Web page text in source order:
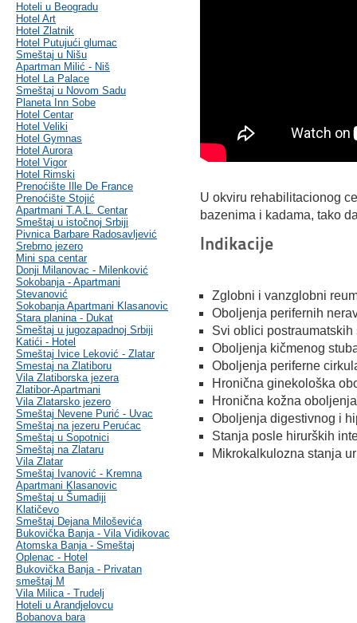
Hoteli u Beogradu
Hotel Art
Hotel Zlatnik
Hotel Putujući glumac
Smeštaj u Nišu
Apartman Milić - Niš
Hotel La Palace
Smeštaj u Novom Sadu
Planeta Inn Sobe
Hotel Centar
Hotel Veliki
Hotel Gymnas
Hotel Aurora
Hotel Vigor
Hotel Rimski
Prenoćište Ille De France
Prenoćište Stojić
Apartmani T.A.L. Centar
Smeštaj u istočnoj Srbiji
Pivnica Barbare Radosavljević
Srebrno jezero
Mini spa centar
Donji Milanovac - Milenković
Sokobanja - Apartmani
Stevanović
Sokobanja Apartmani Klasanovic
Stara planina - Dukat
Smeštaj u jugozapadnoj Srbiji
Katići - Hotel
Smeštaj Ivice Leković - Zlatar
Smestaj na Zlatiboru
Vila Zlatiborska jezera
Zlatibor-Apartmani
Vila Zlatarsko jezero
Smeštaj Nevene Purić - Uvac
Smeštaj na jezeru Perućac
Smeštaj u Sopotnici
Smeštaj na Zlataru
Vila Zlatar
Smeštaj Ivanović - Kremna
Apartmani Klasanovic
Smeštaj u Šumadiji
Klatičevo
Smeštaj Dejana Miloševića
Bukovička Banja - Vila Vidikovac
Atomska Banja - Smeštaj
Oplenac - Hotel
Bukovička Banja - Privatan
smeštaj M
Vila Milica - Trudelj
Hoteli u Arandjelovcu
Bobanova bara
U okviru rehabilitacionog
bazenima i kadama, tako
Indikacije
Zglobni i vanzglobni
Oboljenja perifernih
Svi oblici postraumatskih
Oboljenja kičmenog
Oboljenja periferne
Hronična ginekološka
Hronična kožna oboljenja
Oboljenja digestivnog i
Stanja posle hirurških
Mikrokalkulozna stanja